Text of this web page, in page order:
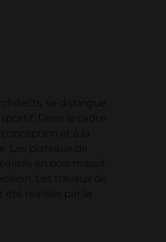
se distingue
Dans le cadre
conception et à la
Les plateaux de
en bois massif,
Les travaux de
été réalisés par la